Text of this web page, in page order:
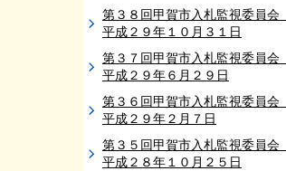
第３８回甲賀市入札監視委員会
平成２９年１０月３１日
第３７回甲賀市入札監視委員会
平成２９年６月２９日
第３６回甲賀市入札監視委員会
平成２９年２月７日
第３５回甲賀市入札監視委員会
平成２８年１０月２５日